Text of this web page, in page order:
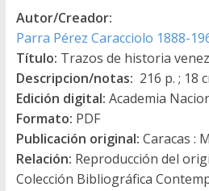
Autor/Creador:
Parra Pérez Caracciolo 1888-
Título: Trazos de historia
Descripcion/notas: 216 p. ; 18
Edición digital: Academia
Formato: PDF
Publicación original: Caracas :
Relación: Reproducción del
Colección Bibliográfica